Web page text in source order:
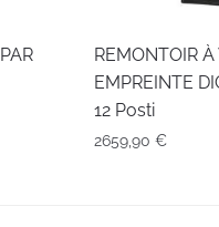
REMONTOIR
EMPREINTE
12 Posti
2659,90 €